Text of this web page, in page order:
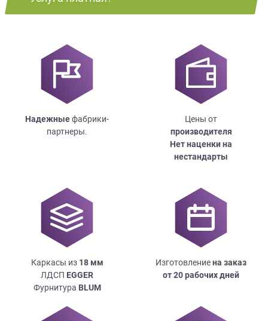
Надежныефабрики-
партнеры.
Цены от
производителя
Нет наценки на
нестандарты
Каркасы из 18мм
ЛДСП EGGER
Фурнитура BLUM
Изготовлениена заказ
от 20 рабочих дней